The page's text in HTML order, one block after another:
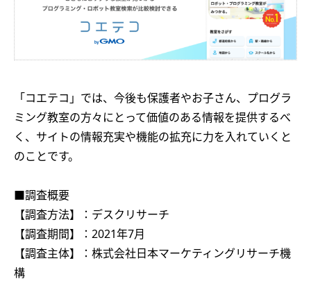
「コエテコ」では、今後も保護者やお子さん、プログラ
ミング教室の方々にとって価値のある情報を提供するべ
く、サイトの情報充実や機能の拡充に力を入れていくと
のことです。
■調査概要
【調査方法】：デスクリサーチ
【調査期間】：2021年7月
【調査主体】：株式会社日本マーケティングリサーチ機
構